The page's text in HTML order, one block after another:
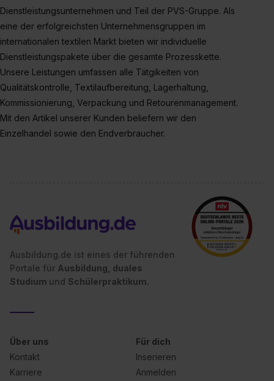
Auswahl über die Checkboxen und klick auf „Auswahl
erlauben“. Die Einwilligung zur Platzierung von Cookies
der Kategorien „Präferenzen“, „Statistiken“ und „Social
Media und Marketing“ umfasst hierbei die Einwilligung
zur Übermittlung deiner Daten in die USA (Art. 49 Abs. 1
S. 1 lit. a) DS-GVO). Die USA verfügen über kein
angemessenes Datenschutzniveau (EuGH – Schrems
II). Du kannst die von dir erteilte Einwilligung jederzeit mit
Wirkung für die Zukunft ganz oder teilweise über unsere
Dienstleistungsunternehmen und Teil der PVS-Gruppe. Als
eine der erfolgreichsten Unternehmensgruppen im
internationalen textilen Markt bieten wir individuelle
Dienstleistungspakete über die gesamte Prozesskette.
Unsere Leistungen umfassen alle Tätgikeiten von
Qualitätskontrolle, Textilaufbereitung, Lagerhaltung,
Kommissionierung, Verpackung und Retourenmanagement.
Mit den Artikel unserer Kunden beliefern wir den
Einzelhandel sowie den Endverbraucher.
Ausbildung.de ist eines der führenden
Portale für Ausbildung, duales
Studium und Schülerpraktikum.
Über uns
Kontakt
Karriere
Für dich
Inserieren
Anmelden